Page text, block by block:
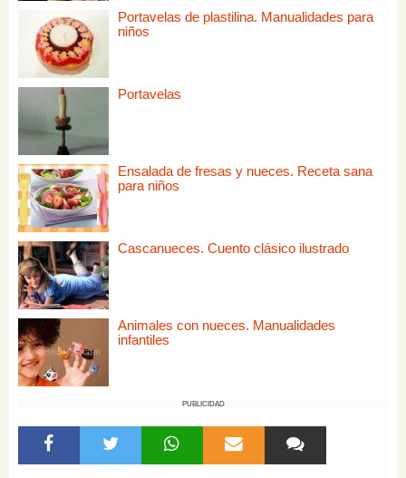
Portavelas de plastilina. Manualidades para
niños
Portavelas
Ensalada de fresas y nueces. Receta sana
para niños
Cascanueces. Cuento clásico ilustrado
Animales con nueces. Manualidades
infantiles
PUBLICIDAD